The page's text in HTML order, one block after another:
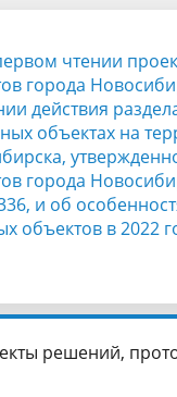
чтении
города
действия
объектах на
города
и об
объектов в 2022
решений,